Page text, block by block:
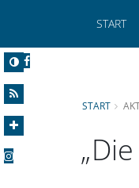
START
START
Die